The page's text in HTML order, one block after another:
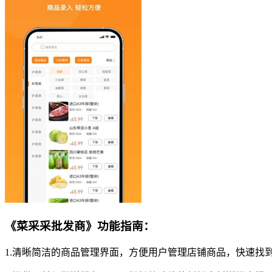
《菜采采批发商》功能指南：
1.清晰简洁的商品管理界面，方便用户管理店铺商品，快速找